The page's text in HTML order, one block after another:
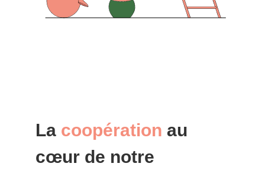
La coopération au
cœur de notre